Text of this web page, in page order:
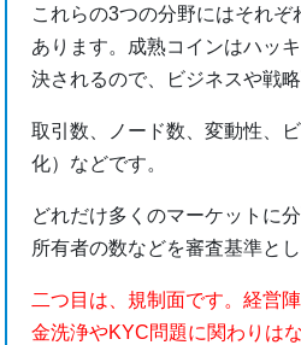
これらの3つの分野にはそれ
あります。成熟コインはハッ
決されるので、ビジネスや戦
取引数、ノード数、変動性、
化）などです。
どれだけ多くのマーケットに
所有者の数などを審査基準とし
二つ目は、規制面です。経営
金洗浄やKYC問題に関わりは